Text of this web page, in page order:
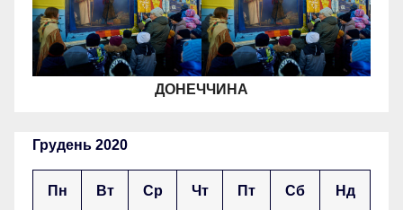
ДОНЕЧЧИНА
Грудень 2020
Пн Вт Ср Чт Пт Сб Нд